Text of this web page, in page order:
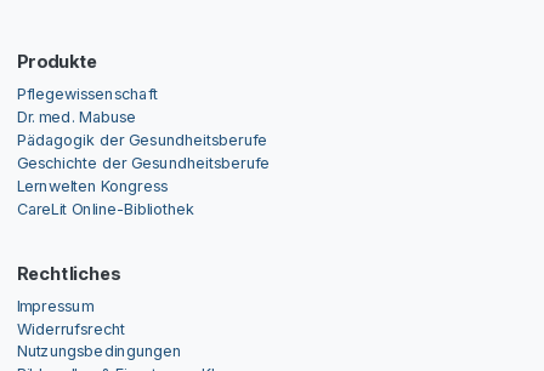
Produkte
Pflegewissenschaft
Dr. med. Mabuse
Pädagogik der Gesundheitsberufe
Geschichte der Gesundheitsberufe
Lernwelten Kongress
CareLit Online-Bibliothek
Rechtliches
Impressum
Widerrufsrecht
Nutzungsbedingungen